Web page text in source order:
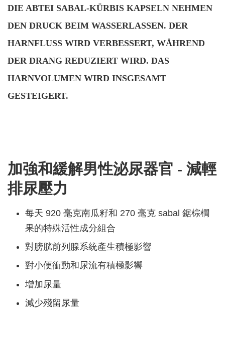
DIE ABTEI SABAL-KÜRBIS KAPSELN NEHMEN
DEN DRUCK BEIM WASSERLASSEN. DER
HARNFLUSS WIRD VERBESSERT, WÄHREND
DER DRANG REDUZIERT WIRD. DAS
HARNVOLUMEN WIRD INSGESAMT
GESTEIGERT.
加強和緩解男性泌尿器官 - 減輕
排尿壓力
每天 920 毫克南瓜籽和 270 毫克 sabal 鋸棕櫚
果的特殊活性成分組合
對膀胱前列腺系統產生積極影響
對小便衝動和尿流有積極影響
增加尿量
減少殘留尿量